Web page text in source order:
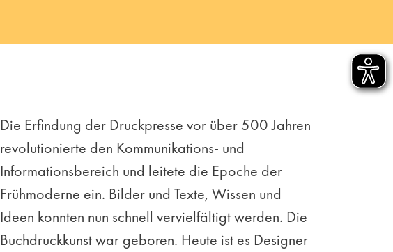
Die Erfindung der Druckpresse vor über 500 Jahren
revolutionierte den Kommunikations- und
Informationsbereich und leitete die Epoche der
Frühmoderne ein. Bilder und Texte, Wissen und
Ideen konnten nun schnell vervielfältigt werden. Die
Buchdruckkunst war geboren. Heute ist es Designer